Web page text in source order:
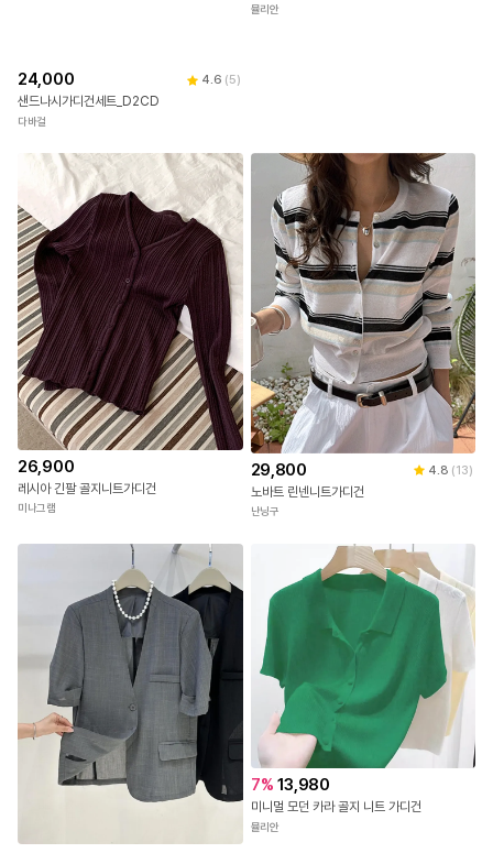
24,000 4.6 (5)
샌드나시가디건세트_D2CD
다바걸
뮬리안
26,900
레시아 긴팔 골지니트가디건
미나그램
29,800 4.8 (13)
노바트 린넨니트가디건
난닝구
7% 13,980
미니멀 모던 카라 골지 니트 가디건
뮬리안